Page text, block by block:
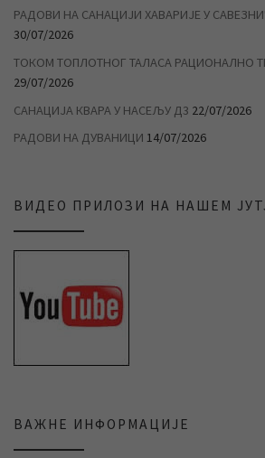
РАДОВИ НА САНАЦИЈИ ХАВАРИЈЕ У
30/07/2026
ТОКОМ ТОПЛОТНОГ ТАЛАСА РАЦИОНАЛНО
29/07/2026
САНАЦИЈА КВАРА У НАСЕЉУ Д3 22/07/2026
РАДОВИ НА ДУВАНИЦИ 14/07/2026
ВИДЕО ПРИЛОЗИ НА НАШЕМ
ВАЖНЕ ИНФОРМАЦИЈЕ